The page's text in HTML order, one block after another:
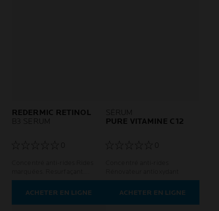
REDERMIC RETINOL
B3 SERUM
0
Régénérant.
ACHETER EN LIGNE
SÉRUM
PURE VITAMINE C12
0
ACHETER EN LIGNE